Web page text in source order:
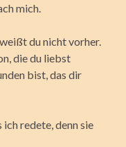
mich.
du nicht vorher.
die du liebst
bist, das dir
ich redete, denn sie